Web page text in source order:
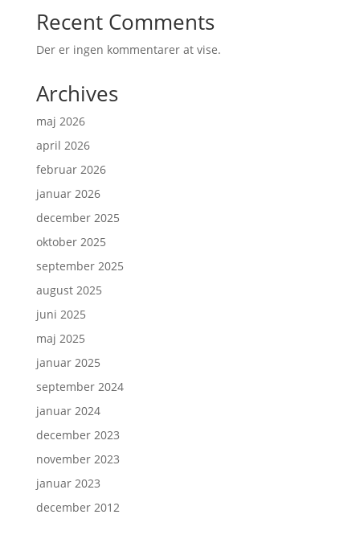
Recent Comments
Der er ingen kommentarer at vise.
Archives
maj 2026
april 2026
februar 2026
januar 2026
december 2025
oktober 2025
september 2025
august 2025
juni 2025
maj 2025
januar 2025
september 2024
januar 2024
december 2023
november 2023
januar 2023
december 2012